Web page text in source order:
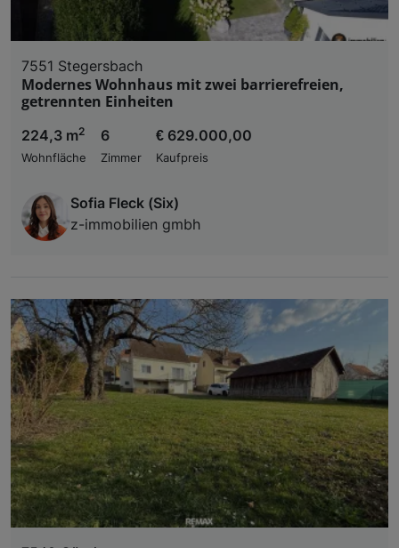
7551 Stegersbach
Modernes Wohnhaus mit zwei barrierefreien,
getrennten Einheiten
224,3 m2
Wohnfläche
6
Zimmer
€ 629.000,00
Kaufpreis
Sofia Fleck (Six)
z-immobilien gmbh